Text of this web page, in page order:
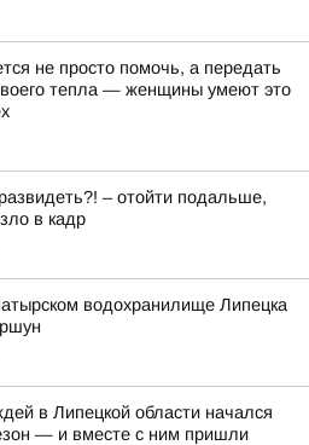
не просто помочь, а передать
тепла — женщины умеют это
– отойти подальше,
в кадр
водохранилище Липецка
в Липецкой области начался
— и вместе с ним пришли